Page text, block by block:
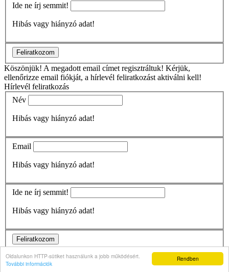
Rendben
Oldalunkon HTTP-sütiket használunk a jobb működésért.
További információk
Ide ne írj semmit!
Hibás vagy hiányzó adat!
Feliratkozom
Köszönjük! A megadott email címet regisztráltuk! Kérjük,
ellenőrizze email fiókját, a hírlevél feliratkozást aktiválni kell!
Hírlevél feliratkozás
Név
Hibás vagy hiányzó adat!
Email
Hibás vagy hiányzó adat!
Ide ne írj semmit!
Hibás vagy hiányzó adat!
Feliratkozom
Köszönjük!A megadott email címet regisztráltuk! Kérjük,
ellenőrizze email fiókját, a hírlevél feliratkozást aktiválni kell!